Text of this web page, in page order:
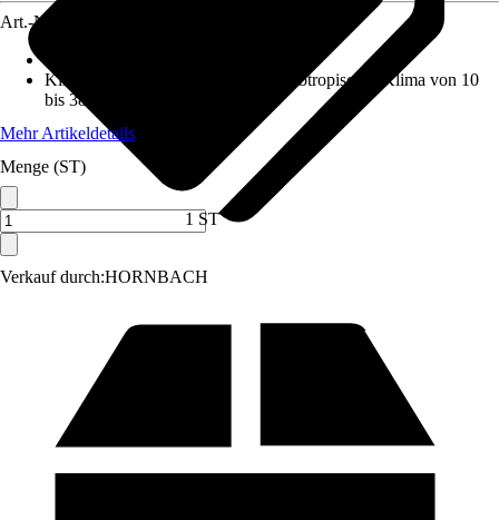
Verkauf durch:HORNBACH
Art.-Nr.
Klimaklasse
SN-ST : erweitertes subtropisches Klima von 10
bis 38 °C
Mehr Artikeldetails
Menge (ST)
1 ST